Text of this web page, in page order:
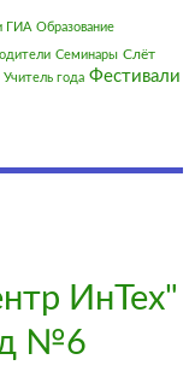
ГИА Образование
Семинары Слёт
Учитель года Фестивали
ИнТех"
№6